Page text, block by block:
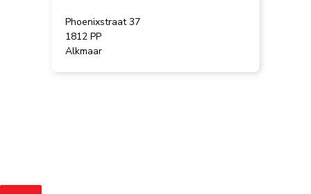
Phoenixstraat 37
1812 PP
Alkmaar